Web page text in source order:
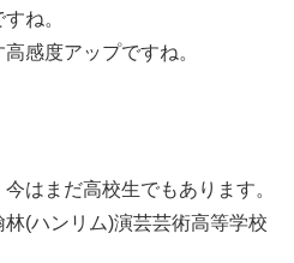
ね。
感度アップですね。
はまだ高校生でもあります。
(ハンリム)演芸芸術高等学校